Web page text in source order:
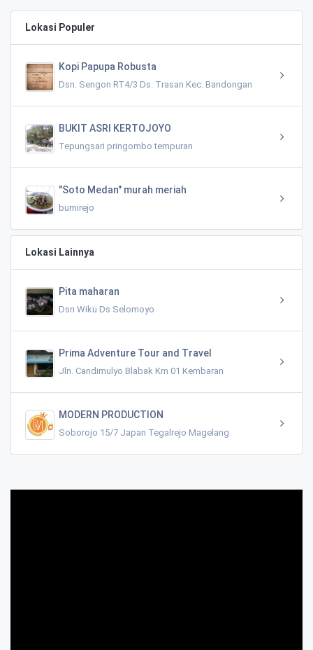
Lokasi Populer
Kopi Papupa Robusta
Dsn. Sengon RT4/3 Ds. Trasan Kec. Bandongan
BUKIT ASRI KERTOJOYO
Tepungsari pringombo tempuran
"Soto Medan" murah meriah
bumirejo
Lokasi Lainnya
Pita maharan
Dsn Wiku Ds Selomoyo
Prima Adventure Tour and Travel
Jln. Candimulyo Blabak Km 01 Kembaran
MODERN PRODUCTION
Soborojo 15/7 Japan Tegalrejo Magelang